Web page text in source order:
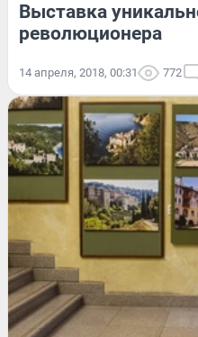
Выставка
революционера
14 апреля, 2018, 00:31 772